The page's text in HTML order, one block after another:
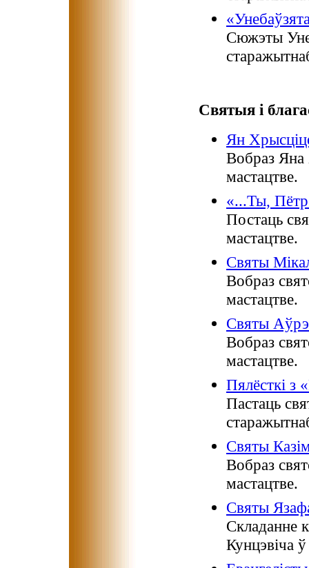
Сюжэты
Святыя і
Ян
Вобраз Яна
мастацтве.
«...Ты,
Постаць
мастацтве.
Святы
Вобраз
мастацтве.
Святы
Вобраз
мастацтве.
Пялёсткі з
Пастаць
Святы
Вобраз
мастацтве.
Святы
Складанне
Кунцэвіча